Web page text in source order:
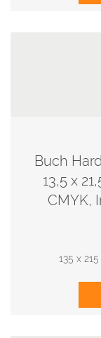
Buch
13,5 x
CMYK,
135 x